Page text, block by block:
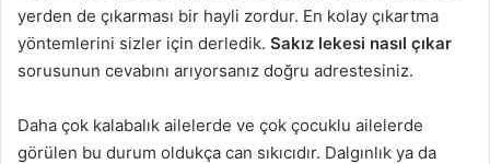
yerden de çıkarması bir hayli zordur. En kolay çıkartma
yöntemlerini sizler için derledik. Sakız lekesi nasıl çıkar
sorusunun cevabını arıyorsanız doğru adrestesiniz.
Daha çok kalabalık ailelerde ve çok çocuklu ailelerde
görülen bu durum oldukça can sıkıcıdır. Dalgınlık ya da